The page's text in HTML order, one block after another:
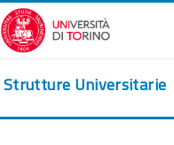
Passer au contenu principal
Strutture Universitarie